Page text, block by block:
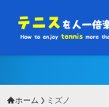
ホーム ミズノ